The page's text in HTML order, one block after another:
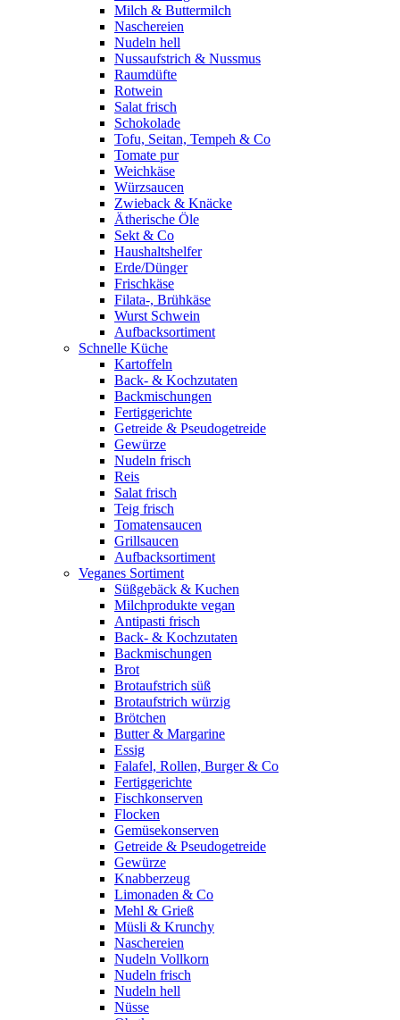
Milch & Buttermilch
Naschereien
Nudeln hell
Nussaufstrich & Nussmus
Raumdüfte
Rotwein
Salat frisch
Schokolade
Tofu, Seitan, Tempeh & Co
Tomate pur
Weichkäse
Würzsaucen
Zwieback & Knäcke
Ätherische Öle
Sekt & Co
Haushaltshelfer
Erde/Dünger
Frischkäse
Filata-, Brühkäse
Wurst Schwein
Aufbacksortiment
Schnelle Küche
Kartoffeln
Back- & Kochzutaten
Backmischungen
Fertiggerichte
Getreide & Pseudogetreide
Gewürze
Nudeln frisch
Reis
Salat frisch
Teig frisch
Tomatensaucen
Grillsaucen
Aufbacksortiment
Veganes Sortiment
Süßgebäck & Kuchen
Milchprodukte vegan
Antipasti frisch
Back- & Kochzutaten
Backmischungen
Brot
Brotaufstrich süß
Brotaufstrich würzig
Brötchen
Butter & Margarine
Essig
Falafel, Rollen, Burger & Co
Fertiggerichte
Fischkonserven
Flocken
Gemüsekonserven
Getreide & Pseudogetreide
Gewürze
Knabberzeug
Limonaden & Co
Mehl & Grieß
Müsli & Krunchy
Naschereien
Nudeln Vollkorn
Nudeln frisch
Nudeln hell
Nüsse